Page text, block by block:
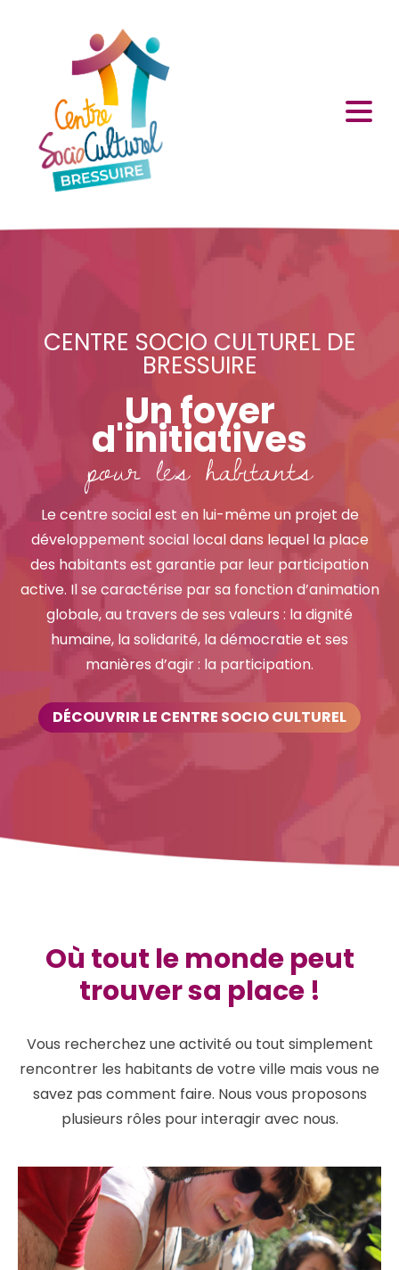
CENTRE SOCIO CULTUREL DE
BRESSUIRE
Un foyer
d'initiatives
pour les habitants
Le centre social est en lui-même un projet de
développement social local dans lequel la place
des habitants est garantie par leur participation
active. Il se caractérise par sa fonction d’animation
globale, au travers de ses valeurs : la dignité
humaine, la solidarité, la démocratie et ses
manières d’agir : la participation.
DÉCOUVRIR LE CENTRE SOCIO CULTUREL
Où tout le monde peut
trouver sa place !
Vous recherchez une activité ou tout simplement
rencontrer les habitants de votre ville mais vous ne
savez pas comment faire. Nous vous proposons
plusieurs rôles pour interagir avec nous.